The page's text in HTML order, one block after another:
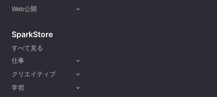
Web公開 expand_more
SparkStore
すべて見る
仕事
expand_more
クリエイティブ expand_more
学習 expand_more